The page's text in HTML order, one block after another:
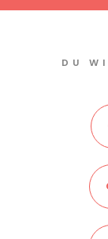
DU